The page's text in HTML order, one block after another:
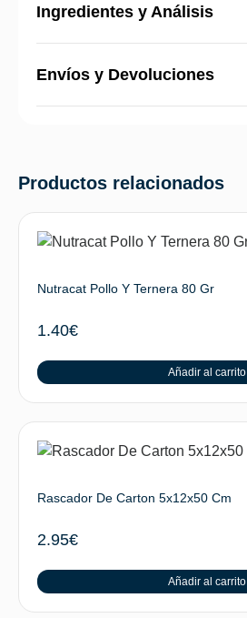
Ingredientes y Análisis
Envíos y Devoluciones
Productos relacionados
Nutracat Pollo Y Ternera 80 Gr
1.40€
Añadir al carrito
Rascador De Carton 5x12x50 Cm
2.95€
Añadir al carrito